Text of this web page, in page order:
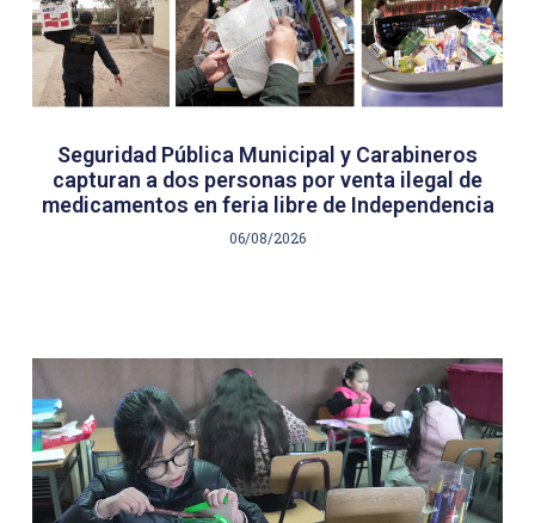
Seguridad Pública Municipal y Carabineros
capturan a dos personas por venta ilegal de
medicamentos en feria libre de Independencia
06/08/2026